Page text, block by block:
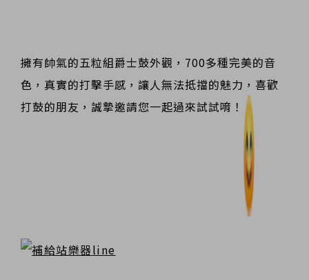
擁有帥氣的五粒組爵士鼓外觀，700多種完美的音
色，真實的打擊手感，讓人無法抵擋的魅力，喜歡
打鼓的朋友，誠摯邀請您一起過來試試唷！